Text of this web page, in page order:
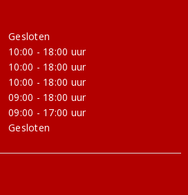
Gesloten
10:00 - 18:00 uur
10:00 - 18:00 uur
10:00 - 18:00 uur
09:00 - 18:00 uur
09:00 - 17:00 uur
Gesloten